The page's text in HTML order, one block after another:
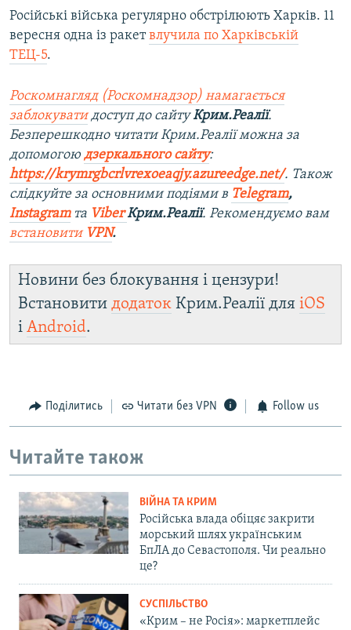
i
e
Російські війська регулярно обстрілюють Харків. 11
вересня одна із ракетвлучила по Харківській
ТЕЦ-5.
Роскомнагляд (Роскомнадзор) намагається
заблокуватидоступ до сайтуКрим.Реалії.
Безперешкодно читати Крим.Реалії можна за
допомогою дзеркального сайту:
https://krymrgbcrlvrexoeaqjy.azureedge.net/. Також
слідкуйте за основними подіями в Telegram,
Instagramта ViberКрим.Реалії. Рекомендуємо вам
встановити VPN.
Новини без блокування і цензури!
Встановити додаток Крим.Реалії для iOS
і Android.
Поділитись Читати без VPN Follow us
Читайте також
ВІЙНА ТА КРИМ
Російська влада обіцяє закрити
морський шлях українським
БпЛА до Севастополя. Чи реально
це?
СУСПІЛЬСТВО
«Крим – не Росія»: маркетплейс